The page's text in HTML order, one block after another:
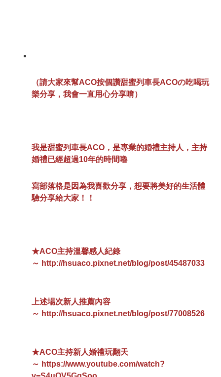
（請大家來幫ACO按個讚甜蜜列車長ACOの吃喝玩
樂分享，我會一直用心分享唷）
我是甜蜜列車長ACO，是專業的婚禮主持人，主持
婚禮已經超過10年的時間嚕
寫部落格是因為我喜歡分享，想要將美好的生活體
驗分享給大家！！
★ACO主持溫馨感人紀錄
～ http://hsuaco.pixnet.net/blog/post/45487033
上述場次新人推薦內容
～ http://hsuaco.pixnet.net/blog/post/77008526
★ACO主持新人婚禮玩翻天
～ https://www.youtube.com/watch?